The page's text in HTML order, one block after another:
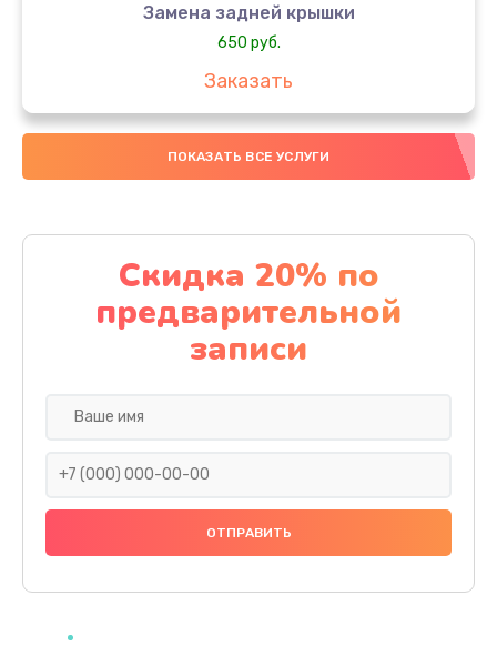
Замена задней крышки
650 руб.
Заказать
Замена аккумулятора
4000 руб.
Замена материнской платы
1100 руб.
Заказать
Замена праймера
1000 руб.
ПОКАЗАТЬ ВСЕ УСЛУГИ
Скидка 20% по
предварительной
записи